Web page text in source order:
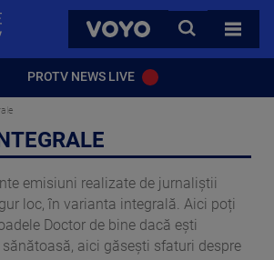
VOYO
CAUTA
TOATE
PROTV NEWS LIVE
emisiuni realizate de jurnaliștii
loc, în varianta integrală. Aici poți
Doctor de bine dacă ești
aici găsești sfaturi despre